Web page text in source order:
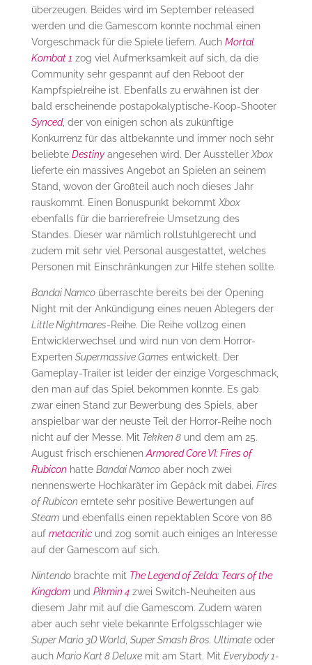
überzeugen. Beides wird im September released
werden und die Gamescom konnte nochmal einen
Vorgeschmack für die Spiele liefern. Auch Mortal
Kombat 1 zog viel Aufmerksamkeit auf sich, da die
Community sehr gespannt auf den Reboot der
Kampfspielreihe ist. Ebenfalls zu erwähnen ist der
bald erscheinende postapokalyptische-Koop-Shooter
Synced, der von einigen schon als zukünftige
Konkurrenz für das altbekannte und immer noch sehr
beliebte Destinyangesehen wird. Der Aussteller Xbox
lieferte ein massives Angebot an Spielen an seinem
Stand, wovon der Großteil auch noch dieses Jahr
rauskommt. Einen Bonuspunkt bekommt Xbox
ebenfalls für die barrierefreie Umsetzung des
Standes. Dieser war nämlich rollstuhlgerecht und
zudem mit sehr viel Personal ausgestattet, welches
Personen mit Einschränkungen zur Hilfe stehen sollte.
Bandai Namcoüberraschte bereits bei der Opening
Night mit der Ankündigung eines neuen Ablegers der
Little Nightmares-Reihe. Die Reihe vollzog einen
Entwicklerwechsel und wird nun von dem Horror-
Experten Supermassive Games entwickelt. Der
Gameplay-Trailer ist leider der einzige Vorgeschmack,
den man auf das Spiel bekommen konnte. Es gab
zwar einen Stand zur Bewerbung des Spiels, aber
anspielbar war der neuste Teil der Horror-Reihe noch
nicht auf der Messe. Mit Tekken 8und dem am 25.
August frisch erschienenArmored Core VI: Fires of
Rubicon hatte Bandai Namcoaber noch zwei
nennenswerte Hochkaräter im Gepäck mit dabei. Fires
of Rubicon erntete sehr positive Bewertungen auf
Steamund ebenfalls einen repektablen Score von 86
auf metacriticund zog somit auch einiges an Interesse
auf der Gamescom auf sich.
Nintendobrachte mit The Legend of Zelda: Tears of the
Kingdomund Pikmin 4zwei Switch-Neuheiten aus
diesem Jahr mit auf die Gamescom. Zudem waren
aber auch sehr viele bekannte Erfolgsschlager wie
Super Mario 3D World, Super Smash Bros. Ultimateoder
auch Mario Kart 8 Deluxemit am Start. Mit Everybody 1-